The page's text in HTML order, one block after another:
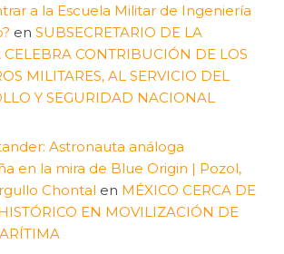
a la Escuela Militar de Ingeniería
en SUBSECRETARIO DE LA
CELEBRA CONTRIBUCIÓN DE LOS
MILITARES, AL SERVICIO DEL
Y SEGURIDAD NACIONAL
Astronauta análoga
en la mira de Blue Origin | Pozol,
Chontal en MÉXICO CERCA DE
EN MOVILIZACIÓN DE